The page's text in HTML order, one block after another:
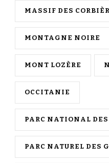
MASSIF DES
MONTAGNE NOIRE
MONT LOZÈRE
OCCITANIE
PARC NATIONAL
PARC NATUREL DES